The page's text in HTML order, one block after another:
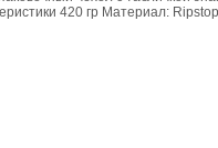
420 гр Материал: